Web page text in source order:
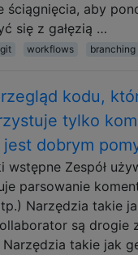
ściągnięcia, aby
się z gałęzią …
git workflows branching
kodu,
tylko
dobrym
wstępne Zespół
parsowanie
Narzędzia takie
są drogie
takie jak